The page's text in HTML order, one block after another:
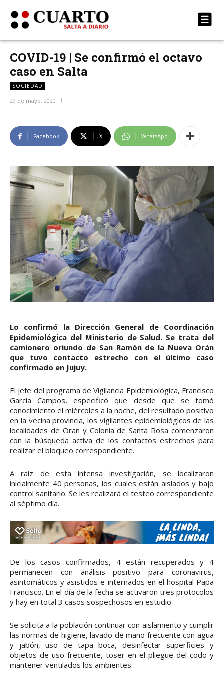
COVID-19 | Se confirmó el octavo
caso en Salta
SOCIEDAD
29 de mayo, 2020
Facebook X WhatsApp
Lo confirmó la Dirección General de Coordinación
Epidemiológica del Ministerio de Salud. Se trata del
camionero oriundo de San Ramón de la Nueva Orán
que tuvo contacto estrecho con el último caso
confirmado en Jujuy.
El jefe del programa de Vigilancia Epidemiológica, Francisco
García Campos, especificó que desde que se tomó
conocimiento el miércoles a la noche, del resultado positivo
en la vecina provincia, los vigilantes epidemiológicos de las
localidades de Oran y Colonia de Santa Rosa comenzaron
con la búsqueda activa de los contactos estrechos para
realizar el bloqueo correspondiente.
A raíz de esta intensa investigación, se localizaron
inicialmente 40 personas, los cuales están aislados y bajo
control sanitario. Se les realizará el testeo correspondiente
al séptimo día.
De los casos confirmados, 4 están recuperados y 4
permanecen con análisis positivo para coronavirus,
asintomáticos y asistidos e internados en el hospital Papa
Francisco. En el día de la fecha se activaron tres protocolos
y hay en total 3 casos sospechosos en estudio.
Se solicita a la población continuar con aislamiento y cumplir
las normas de higiene, lavado de mano frecuente con agua
y jabón, uso de tapa boca, desinfectar superficies y
objetos de uso frecuente, toser en el pliegue del codo y
mantener ventilados los ambientes.